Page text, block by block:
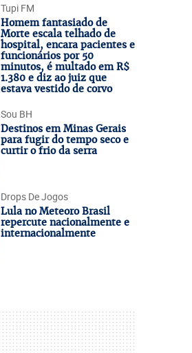
Tupi FM
Homem fantasiado de
Morte escala telhado de
hospital, encara pacientes e
funcionários por 50
minutos, é multado em R$
1.380 e diz ao juiz que
estava vestido de corvo
Sou BH
Destinos em Minas Gerais
para fugir do tempo seco e
curtir o frio da serra
Drops De Jogos
Lula no Meteoro Brasil
repercute nacionalmente e
internacionalmente